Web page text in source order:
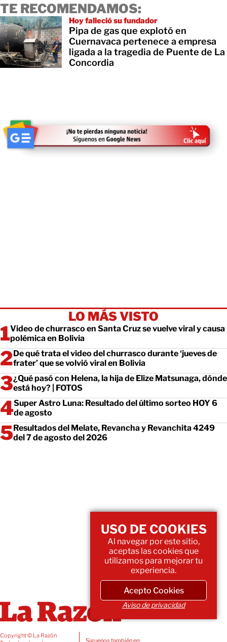
TE RECOMENDAMOS:
Hoy falleció su fundador
Pipa de gas que explotó en
Cuernavaca pertenece a empresa
ligada a la tragedia de Puente de La
Concordia
LO MÁS VISTO
Video de churrasco en Santa Cruz se vuelve viral y causa
polémica en Bolivia
De qué trata el video del churrasco durante ‘jueves de
frater’ que se volvió viral en Bolivia
¿Qué pasó con Helena, la hija de Elize Matsunaga, dónde
está hoy? | FOTOS
Super Astro Luna: Resultado del último sorteo HOY 6
de agosto
Resultados del Melate, Revancha y Revanchita 4249
del 7 de agosto del 2026
Copyright © La Razón
Siguenos también en:
USO DE COOKIES
Al navegar por este sitio,
aceptas las cookies que
utilizamos para mejorar tu
experiencia.
Acepto Cookies
Aviso de privacidad